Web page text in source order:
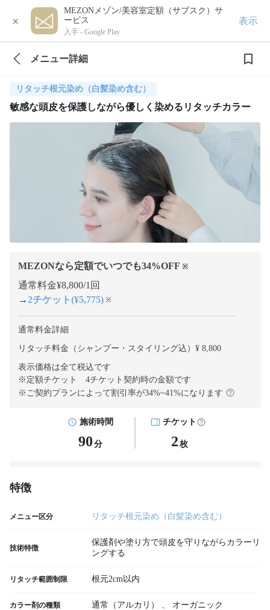
×
MEZONメゾン/美容室定額（サブスク）サ
ービス
入手 - Google Play
表示
メニュー詳細
リタッチ根元染め（白髪染め含む）
敏感な頭皮を保護しながら優しく染めるリタッチカラー
MEZONなら定額でいつでも34%OFF ※
通常料金¥8,800/1回
→2チケット(¥5,775) ※
通常料金詳細
リタッチ料金（シャンプー・スタイリング込）¥ 8,800
表示価格は全て税込です
※定額チケット 4チケット契約時の金額です
※ご契約プランによって割引率が34%~41%になります
施術時間
90 分
チケット
2 枚
特徴
メニュー区分 リタッチ根元染め（白髪染め含む）
技術特徴
保護剤や塗り方で頭皮を守りながらカラーリ
ングする
リタッチ範囲制限 根元2cm以内
カラー剤の種類 通常（アルカリ） 、 オーガニック